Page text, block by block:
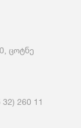
ცოტნე
260 11